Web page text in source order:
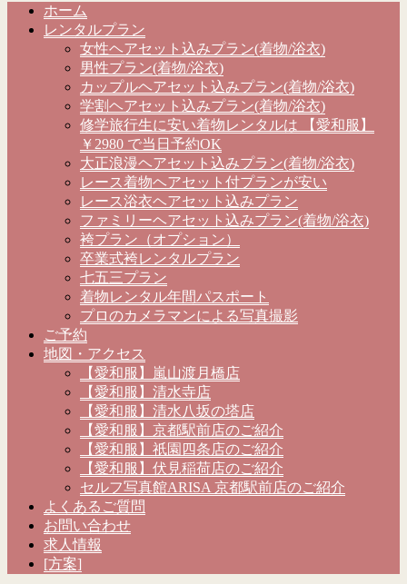
ホーム
レンタルプラン
女性ヘアセット込みプラン(着物/浴衣)
男性プラン(着物/浴衣)
カップルヘアセット込みプラン(着物/浴衣)
学割ヘアセット込みプラン(着物/浴衣)
修学旅行生に安い着物レンタルは 【愛和服】
￥2980 で当日予約OK
大正浪漫ヘアセット込みプラン(着物/浴衣)
レース着物ヘアセット付プランが安い
レース浴衣ヘアセット込みプラン
ファミリーヘアセット込みプラン(着物/浴衣)
袴プラン（オプション）
卒業式袴レンタルプラン
七五三プラン
着物レンタル年間パスポート
プロのカメラマンによる写真撮影
ご予約
地図・アクセス
【愛和服】嵐山渡月橋店
【愛和服】清水寺店
【愛和服】清水八坂の塔店
【愛和服】京都駅前店のご紹介
【愛和服】祇園四条店のご紹介
【愛和服】伏見稲荷店のご紹介
セルフ写真館ARISA 京都駅前店のご紹介
よくあるご質問
お問い合わせ
求人情報
[方案]